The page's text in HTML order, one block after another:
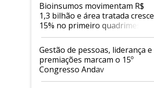
Bioinsumos movimentam R$
1,3 bilhão e área tratada cresce
15% no primeiro quadrimestre
de 2026
Gestão de pessoas, liderança e
premiações marcam o 15º
Congresso Andav